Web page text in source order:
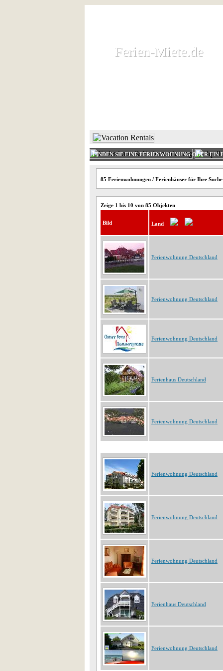
Ferien-Miete.de
Ferien-Miete.de
FINDEN SIE EINE FERIENWOHNUNG ODER EIN
85 Ferienwohnungen / Ferienhäuser für Ihre
Zeige 1 bis 10 von 85 Objekten
Bild Land
Ferienwohnung Deutschland
Ferienwohnung Deutschland
Ferienwohnung Deutschland
Ferienhaus Deutschland
Ferienwohnung Deutschland
Ferienwohnung Deutschland
Ferienwohnung Deutschland
Ferienwohnung Deutschland
Ferienhaus Deutschland
Ferienwohnung Deutschland